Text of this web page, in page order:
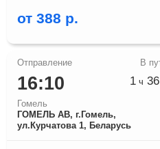
от 388 р.
16:10
Гомель
ГОМЕЛЬ АВ, г.Гомель,
ул.Курчатова 1, Беларусь
1 ч 36